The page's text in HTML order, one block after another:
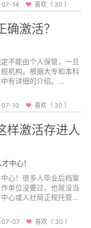
07-14 喜欢（ 30 ）
激活？
不能由个人保管，一旦
机构。根据大专和本科
有详细的介绍。...
07-10 喜欢（ 30 ）
样激活存进人
心！很多人毕业后档案
单位没要过，也就没当
心或人社局正规托管，
07-07 喜欢（ 30 ）